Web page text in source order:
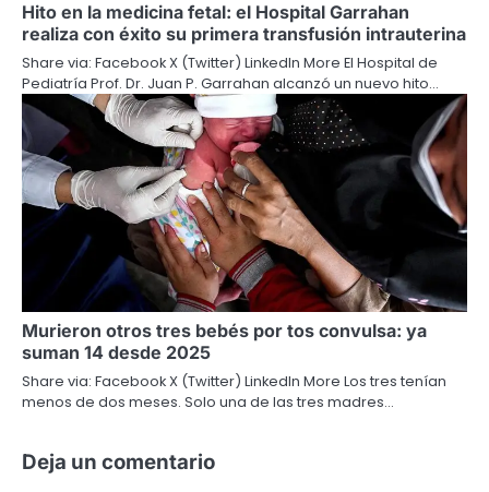
Hito en la medicina fetal: el Hospital Garrahan
realiza con éxito su primera transfusión intrauterina
Share via: Facebook X (Twitter) LinkedIn More El Hospital de
Pediatría Prof. Dr. Juan P. Garrahan alcanzó un nuevo hito…
Murieron otros tres bebés por tos convulsa: ya
suman 14 desde 2025
Share via: Facebook X (Twitter) LinkedIn More Los tres tenían
menos de dos meses. Solo una de las tres madres…
Deja un comentario